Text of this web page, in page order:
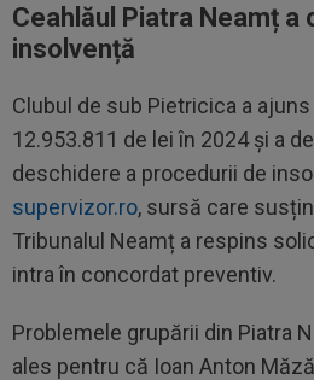
Ceahlăul Piatra Neamț a
insolvență
Clubul de sub Pietricica a
12.953.811 de leiîn 2024și a
deschidere a procedurii de
supervizor.ro, sursă care
Tribunalul Neamț a respins
intraîn concordat preventiv.
Problemele grupării din Piatra
ales pentru că Ioan Anton